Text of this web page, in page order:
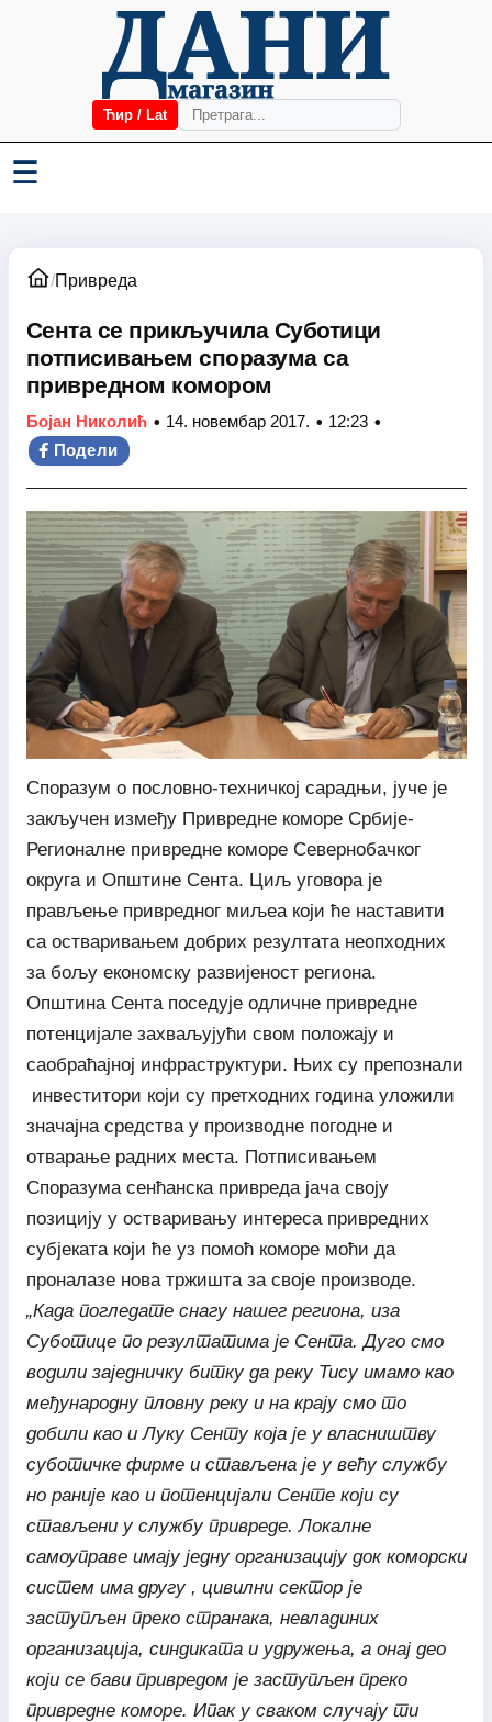
Ћир / Lat
☰
/Привреда
Сента се прикључила Суботици
потписивањем споразума са
привредном комором
Бојан Николић • 14. новембар 2017. • 12:23 •
Подели
Споразум о пословно-техничкој сарадњи, јуче је
закључен између Привредне коморе Србије-
Регионалне привредне коморе Севернобачког
округа и Општине Сента. Циљ уговора је
прављење привредног миљеа који ће наставити
са остваривањем добрих резултата неопходних
за бољу економску развијеност региона.
Општина Сента поседује одличне привредне
потенцијале захваљујући свом положају и
саобраћајној инфраструктури. Њих су препознали
инвеститори који су претходних година уложили
значајна средства у производне погодне и
отварање радних места. Потписивањем
Споразума сенћанска привреда јача своју
позицију у остваривању интереса привредних
субјеката који ће уз помоћ коморе моћи да
проналазе нова тржишта за своје производе.
„Када погледате снагу нашег региона, иза
Суботице по резултатима је Сента. Дуго смо
водили заједничку битку да реку Тису имамо као
међународну пловну реку и на крају смо то
добили као и Луку Сенту која је у власништву
суботичке фирме и стављена је у већу службу
но раније као и потенцијали Сенте који су
стављени у службу привреде. Локалне
самоуправе имају једну организацију док коморски
систем има другу , цивилни сектор је
заступљен преко странака, невладиних
организација, синдиката и удружења, а онај део
који се бави привредом је заступљен преко
привредне коморе. Ипак у сваком случају ти